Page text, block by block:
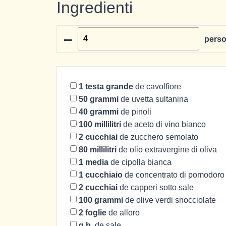
Ingredienti
–
1 testa grande de cavolfiore
50 grammi de uvetta sultanina
40 grammi de pinoli
100 millilitri de aceto di vino bianco
2 cucchiai de zucchero semolato
80 millilitri de olio extravergine di oliva
1 media de cipolla bianca
1 cucchiaio de concentrato di pomodoro
2 cucchiai de capperi sotto sale
100 grammi de olive verdi snocciolate
2 foglie de alloro